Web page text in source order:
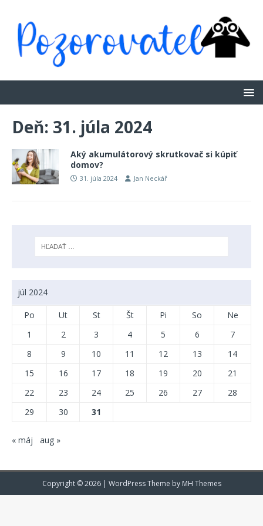
Deň: 31. júla 2024
Aký akumulátorový skrutkovač si kúpiť
domov?
31. júla 2024 Jan Neckář
júl 2024
Po Ut St Št Pi So
Ne
1
2 3 4 5 6
7
8
9 10 11 12 13
14
15
16 17 18 19 20
21
22
23 24 25 26 27
28
29
30 31
« máj aug »
Copyright © 2026 | WordPress Theme by MH Themes